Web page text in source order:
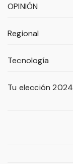
OPINIÓN
Regional
Tecnología
Tu elección 2024